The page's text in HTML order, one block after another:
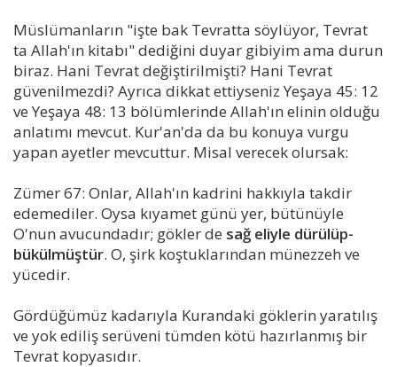
Müslümanların "işte bak Tevratta söylüyor, Tevrat
ta Allah'ın kitabı" dediğini duyar gibiyim ama durun
biraz. Hani Tevrat değiştirilmişti? Hani Tevrat
güvenilmezdi? Ayrıca dikkat ettiyseniz Yeşaya 45: 12
ve Yeşaya 48: 13 bölümlerinde Allah'ın elinin olduğu
anlatımı mevcut. Kur'an'da da bu konuya vurgu
yapan ayetler mevcuttur. Misal verecek olursak:
Zümer 67: Onlar, Allah'ın kadrini hakkıyla takdir
edemediler. Oysa kıyamet günü yer, bütünüyle
O'nun avucundadır; gökler de sağ eliyle dürülüp-
bükülmüştür. O, şirk koştuklarından münezzeh ve
yücedir.
Gördüğümüz kadarıyla Kurandaki göklerin yaratılış
ve yok ediliş serüveni tümden kötü hazırlanmış bir
Tevrat kopyasıdır.